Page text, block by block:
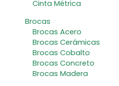
Cinta Métrica
Brocas
Brocas Acero
Brocas Cerámicas
Brocas Cobalto
Brocas Concreto
Brocas Madera